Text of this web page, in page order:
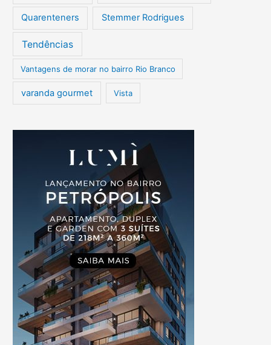
Quarenteners Stemmer Rodrigues
Tendências
Vantagens de morar no bairro Rio Branco
varanda gourmet Vista